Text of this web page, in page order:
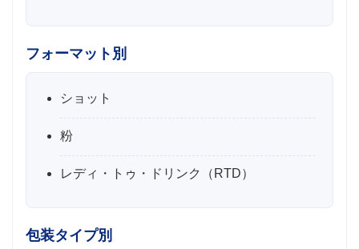
フォーマット別
ショット
粉
レディ・トゥ・ドリンク（RTD）
包装タイプ別